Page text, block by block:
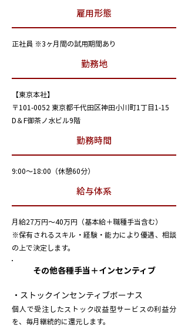
雇用形態
正社員 ※3ヶ月間の試用期間あり
勤務地
【東京本社】
〒101-0052 東京都千代田区神田小川町1丁目1-15
D＆F御茶ノ水ビル9階
勤務時間
9:00～18:00（休憩60分）
給与体系
月給27万円～40万円（基本給＋職種手当含む）
※保有されるスキル・経験・能力により優遇、相談
の上で決定します。
その他各種手当＋インセンティブ
・ストックインセンティブボーナス
個人で受注したストック収益型サービスの利益分
を、毎月継続的に還元します。